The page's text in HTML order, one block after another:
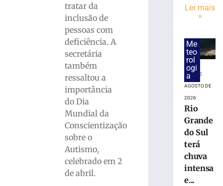
tratar da
inclusão de
pessoas com
deficiência. A
secretária
também
ressaltou a
importância
do Dia
Mundial da
Conscientização
sobre o
Autismo,
celebrado em 2
de abril.
define
candidatos
Brusque
disputar
Ler mais
»
Me
teo
rol
ogi
a 6 DE
AGOSTO DE
2026
Rio
Grande
do Sul
terá
chuva
intensa
e...